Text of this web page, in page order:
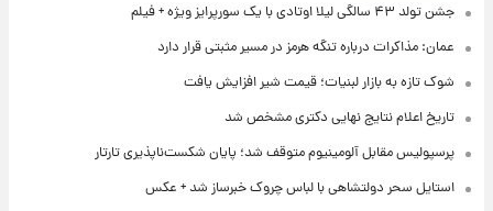
جشن تولد ۴۳ سالگی لیلا اوتادی با یک سورپرایز ویژه + فیلم
عمان: مذاکرات درباره تنگه هرمز در مسیر مثبتی قرار دارد
شوک تازه به بازار لبنیات؛ قیمت شیر افزایش یافت
تاریخ اعلام نتایج نهایی دکتری مشخص شد
پرسپولیس مقابل آلومینیوم متوقف شد؛ پایان شکست‌ناپذیری تارتار
استایل سحر دولتشاهی با لباس چروک خبرساز شد + عکس